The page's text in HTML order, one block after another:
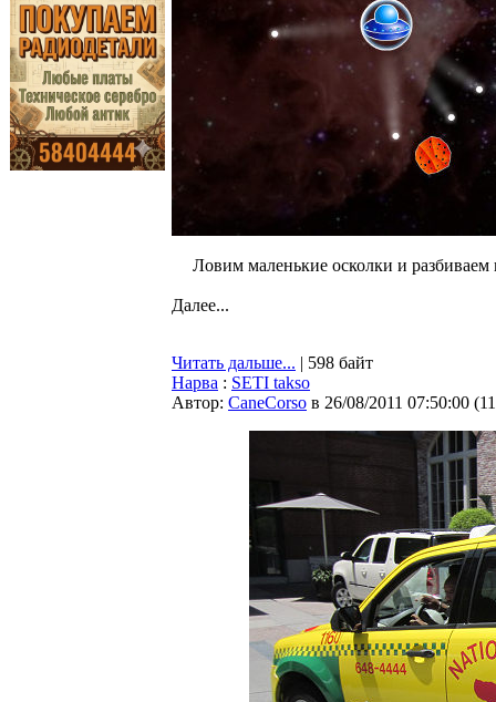
Ловим маленькие осколки и
Далее...
Читать дальше... | 598 байт
Нарва : SETI takso
Автор: CaneCorso в 26/08/2011 07:50:00 (